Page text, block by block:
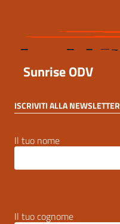
Sunrise ODV
ISCRIVITI ALLA NEWSLETTER
Il tuo nome
Il tuo cognome